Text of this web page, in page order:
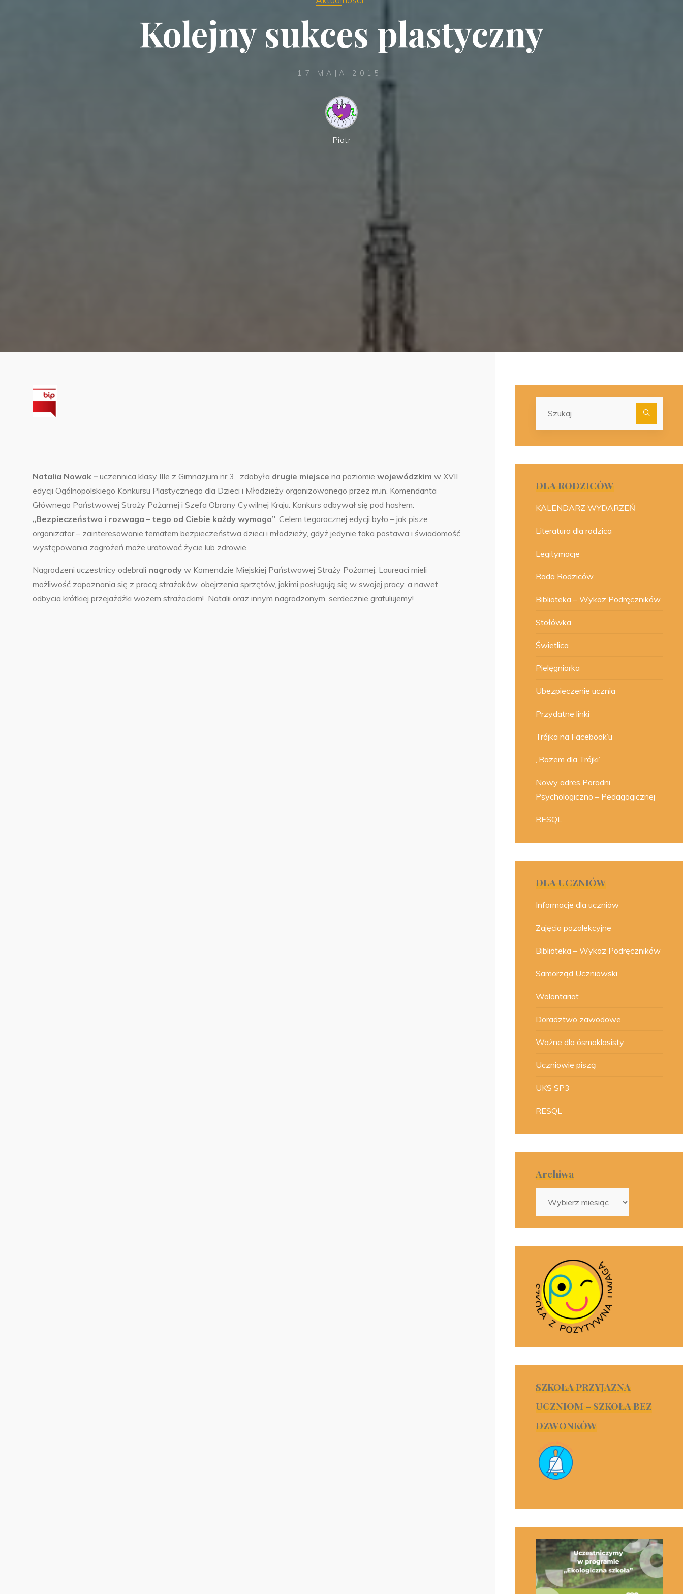
Kolejny sukces plastyczny
17 MAJA 2015
Piotr
Natalia Nowak – uczennica klasy IIIe z Gimnazjum nr 3, zdobyła drugie miejsce na poziomie wojewódzkim w XVII
edycji Ogólnopolskiego Konkursu Plastycznego dla Dzieci i Młodzieży organizowanego przez m.in. Komendanta
Głównego Państwowej Straży Pożarnej i Szefa Obrony Cywilnej Kraju. Konkurs odbywał się pod hasłem:
„Bezpieczeństwo i rozwaga – tego od Ciebie każdy wymaga” . Celem tegorocznej edycji było – jak pisze
organizator – zainteresowanie tematem bezpieczeństwa dzieci i młodzieży, gdyż jedynie taka postawa i świadomość
występowania zagrożeń może uratować życie lub zdrowie.
Nagrodzeni uczestnicy odebrali nagrody w Komendzie Miejskiej Państwowej Straży Pożarnej. Laureaci mieli
możliwość zapoznania się z pracą strażaków, obejrzenia sprzętów, jakimi posługują się w swojej pracy, a nawet
odbycia krótkiej przejażdżki wozem strażackim! Natalii oraz innym nagrodzonym, serdecznie gratulujemy!
DLA RODZICÓW
KALENDARZ WYDARZEŃ
Literatura dla rodzica
Legitymacje
Rada Rodziców
Biblioteka – Wykaz Podręczników
Stołówka
Świetlica
Pielęgniarka
Ubezpieczenie ucznia
Przydatne linki
Trójka na Facebook’u
„Razem dla Trójki”
Nowy adres Poradni
Psychologiczno – Pedagogicznej
RESQL
DLA UCZNIÓW
Informacje dla uczniów
Zajęcia pozalekcyjne
Biblioteka – Wykaz Podręczników
Samorząd Uczniowski
Wolontariat
Doradztwo zawodowe
Ważne dla ósmoklasisty
Uczniowie piszą
UKS SP3
RESQL
Archiwa
SZKOŁA PRZYJAZNA
UCZNIOM – SZKOŁA BEZ
DZWONKÓW